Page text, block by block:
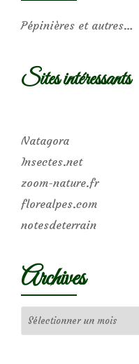
Pépinières et autres…
Sites intéressants
Natagora
Insectes.net
zoom-nature.fr
florealpes.com
notesdeterrain
Archives